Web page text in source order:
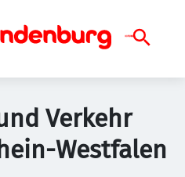
Verkehr
Westfalen